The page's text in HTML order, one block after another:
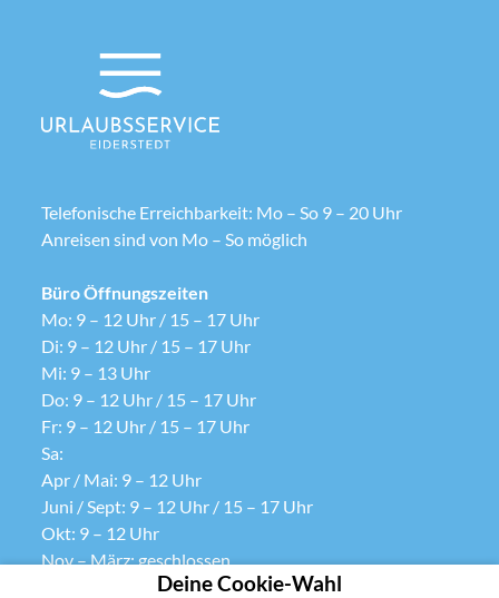
Telefonische Erreichbarkeit: Mo – So 9 – 20 Uhr
Anreisen sind von Mo – So möglich
Büro Öffnungszeiten
Mo: 9 – 12 Uhr / 15 – 17 Uhr
Di: 9 – 12 Uhr / 15 – 17 Uhr
Mi: 9 – 13 Uhr
Do: 9 – 12 Uhr / 15 – 17 Uhr
Fr: 9 – 12 Uhr / 15 – 17 Uhr
Sa:
Apr / Mai: 9 – 12 Uhr
Juni / Sept: 9 – 12 Uhr / 15 – 17 Uhr
Okt: 9 – 12 Uhr
Nov – März: geschlossen
Deine Cookie-Wahl